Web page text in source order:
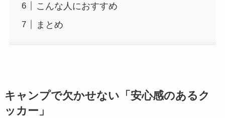
こんな人におすすめ
まとめ
キャンプで欠かせない「安心感のあるク
ッカー」